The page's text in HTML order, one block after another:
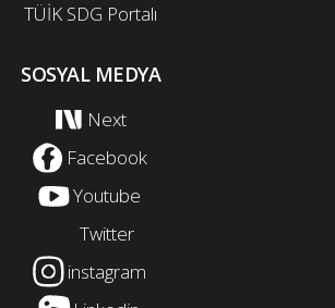
TÜİK SDG Portalı
SOSYAL MEDYA
Next
Facebook
Youtube
Twitter
instagram